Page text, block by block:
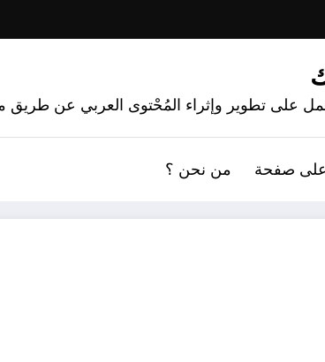
على تطوير وإثراء المُحْتوى العربي عن طريق
صفحة من نحن ؟